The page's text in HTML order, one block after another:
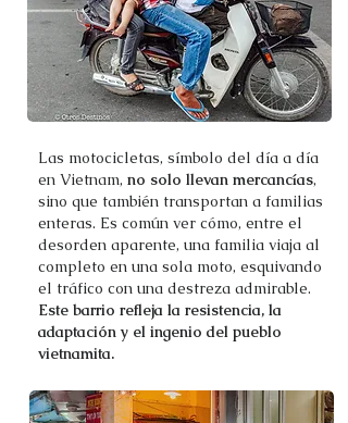
Las motocicletas, símbolo del día a día
en Vietnam, no solo llevan mercancías,
sino que también transportan a familias
enteras. Es común ver cómo, entre el
desorden aparente, una familia viaja al
completo en una sola moto, esquivando
el tráfico con una destreza admirable.
Este barrio refleja la resistencia, la
adaptación y el ingenio del pueblo
vietnamita.